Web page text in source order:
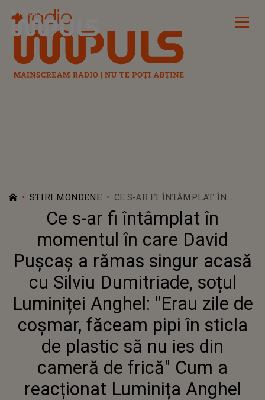
Radio Impuls
STIRI MONDENE
CE S-AR FI ÎNTÂMPLAT ÎN
MOMENTUL ÎN CARE DAVID
PUȘCAȘ A RĂMAS SINGUR
ACASĂ CU SILVIU DUMITRIADE,
SOȚUL LUMINIȚEI ANGHEL:
"ERAU ZILE DE COȘMAR,
FĂCEAM PIPI ÎN STICLA DE
PLASTIC SĂ NU IES DIN
CAMERĂ DE FRICĂ" CUM A
REACȚIONAT LUMINIȚA
ANGHEL
Ce s-ar fi întâmplat în
momentul în care David
Pușcaș a rămas singur acasă
cu Silviu Dumitriade, soțul
Luminiței Anghel: "Erau zile de
coșmar, făceam pipi în sticla
de plastic să nu ies din
cameră de frică" Cum a
reacționat Luminița Anghel